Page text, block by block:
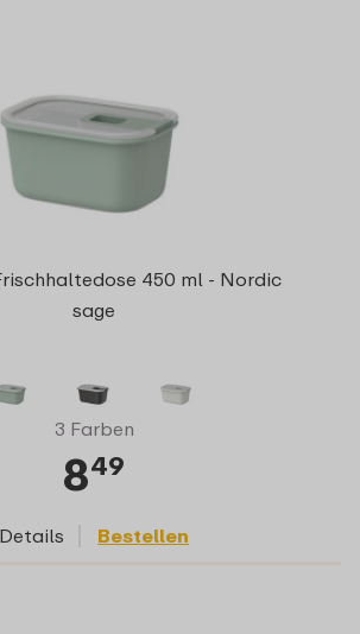
450 ml - Nordic
sage
3 Farben
849
Details Bestellen